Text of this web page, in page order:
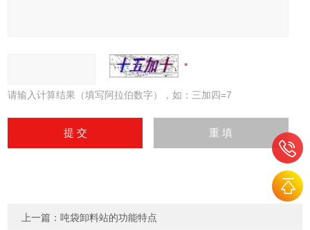
请输入计算结果（填写阿拉伯数字），如：三加四=7
上一篇：吨袋卸料站的功能特点